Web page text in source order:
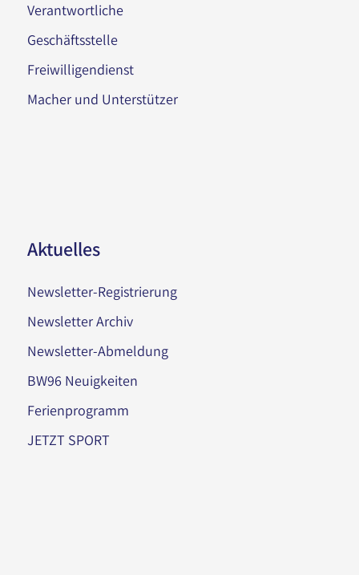
Verantwortliche
Geschäftsstelle
Freiwilligendienst
Macher und Unterstützer
Aktuelles
Newsletter-Registrierung
Newsletter Archiv
Newsletter-Abmeldung
BW96 Neuigkeiten
Ferienprogramm
JETZT SPORT